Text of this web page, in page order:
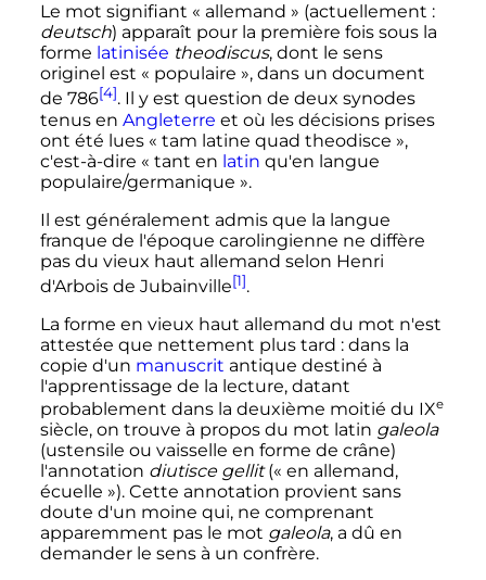
Le mot signifiant « allemand » (actuellement :
deutsch) apparaît pour la première fois sous la
forme latinisée theodiscus, dont le sens
originel est « populaire », dans un document
de 786[4]. Il y est question de deux synodes
tenus en Angleterre et où les décisions prises
ont été lues « tam latine quad theodisce »,
c'est-à-dire « tant en latin qu'en langue
populaire/germanique ».
Il est généralement admis que la langue
franque de l'époque carolingienne ne diffère
pas du vieux haut allemand selon Henri
d'Arbois de Jubainville[1].
La forme en vieux haut allemand du mot n'est
attestée que nettement plus tard : dans la
copie d'un manuscrit antique destiné à
l'apprentissage de la lecture, datant
probablement dans la deuxième moitié du IXe
siècle, on trouve à propos du mot latin galeola
(ustensile ou vaisselle en forme de crâne)
l'annotation diutisce gellit(« en allemand,
écuelle »). Cette annotation provient sans
doute d'un moine qui, ne comprenant
apparemment pas le mot galeola, a dû en
demander le sens à un confrère.